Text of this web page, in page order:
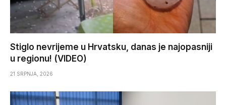
Stiglo nevrijeme u Hrvatsku, danas je najopasniji
u regionu! (VIDEO)
21 SRPNJA, 2026